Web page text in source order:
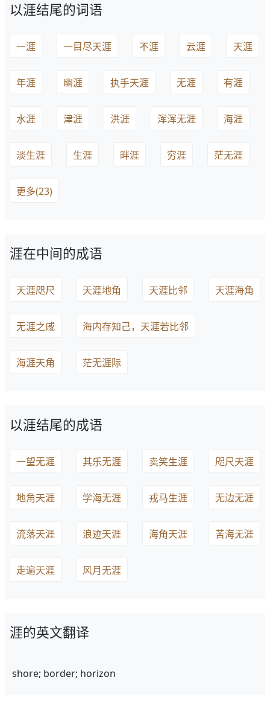
以涯结尾的词语
一涯 一目尽天涯 不涯 云涯 天涯
年涯 幽涯 执手天涯 无涯 有涯
水涯 津涯 洪涯 浑浑无涯 海涯
淡生涯 生涯 畔涯 穷涯 茫无涯
更多(23)
涯在中间的成语
天涯咫尺 天涯地角 天涯比邻 天涯海角
无涯之戚 海内存知己，天涯若比邻
海涯天角 茫无涯际
以涯结尾的成语
一望无涯 其乐无涯 卖笑生涯 咫尺天涯
地角天涯 学海无涯 戎马生涯 无边无涯
流落天涯 浪迹天涯 海角天涯 苦海无涯
走遍天涯 风月无涯
涯的英文翻译
shore; border; horizon